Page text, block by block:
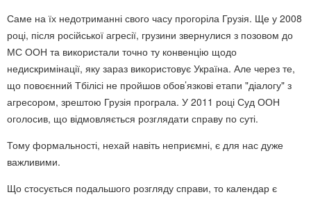
Саме на їх недотриманні свого часу прогоріла Грузія. Ще у 2008
році, після російської агресії, грузини звернулися з позовом до
МС ООН та використали точно ту конвенцію щодо
недискримінації, яку зараз використовує Україна. Але через те,
що повоєнний Тбілісі не пройшов обов’язкові етапи "діалогу" з
агресором, зрештою Грузія програла. У 2011 році Суд ООН
оголосив, що відмовляється розглядати справу по суті.
Тому формальності, нехай навіть неприємні, є для нас дуже
важливими.
Що стосується подальшого розгляду справи, то календар є